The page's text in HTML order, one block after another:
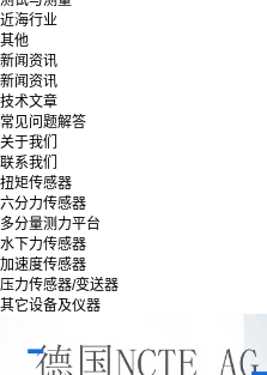
近海行业
其他
新闻资讯
新闻资讯
技术文章
常见问题解答
关于我们
联系我们
扭矩传感器
六分力传感器
多分量测力平台
水下力传感器
加速度传感器
压力传感器/变送器
其它设备及仪器